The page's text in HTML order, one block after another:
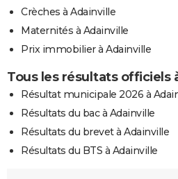
Crèches à Adainville
Maternités à Adainville
Prix immobilier à Adainville
Tous les résultats officiels
Résultat municipale 2026 à
Résultats du bac à Adainville
Résultats du brevet à Adainville
Résultats du BTS à Adainville